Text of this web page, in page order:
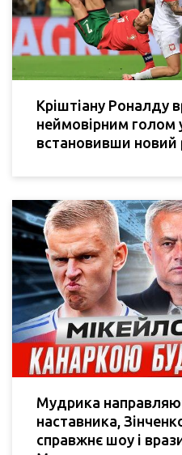
Кріштіану Роналду
неймовірним голом у
встановивши новий
Мудрика
наставника,
справжнє шоу і